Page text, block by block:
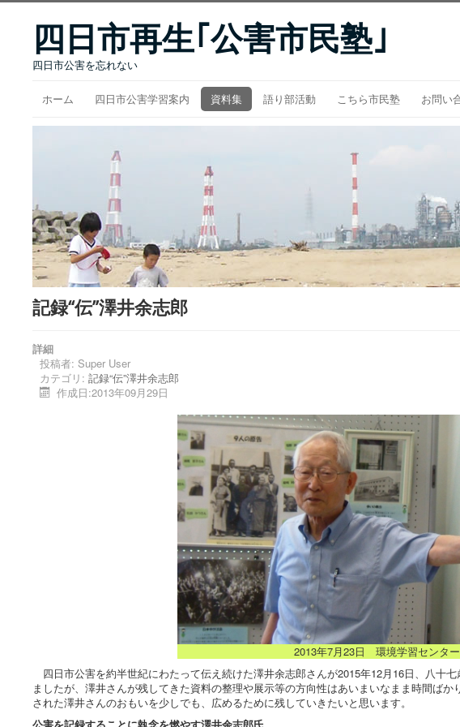
四日市再生｢公害市民塾｣
四日市公害を忘れない
ホーム 四日市公害学習案内 資料集 語り部活動 こちら市民塾 お問い
記録“伝”澤井余志郎
詳細
投稿者: Super User
カテゴリ: 記録“伝”澤井余志郎
作成日:2013年09月29日
2013年7月23日 環境学習センタ
四日市公害を約半世紀にわたって伝え続けた澤井余志郎さんが2015年12月16日、八十
ましたが、澤井さんが残してきた資料の整理や展示等の方向性はあいまいなまま時間ば
された澤井さんのおもいを少しでも、広めるために残していきたいと思います。